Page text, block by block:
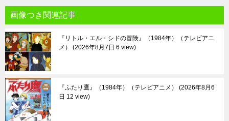
画像つき関連記事
『リトル・エル・シドの冒険』（1984年）（テレビアニ
メ）
2026年8月7日 6 view
『ふたり鷹』（1984年）（テレビアニメ）
2026年8月6
日 12 view